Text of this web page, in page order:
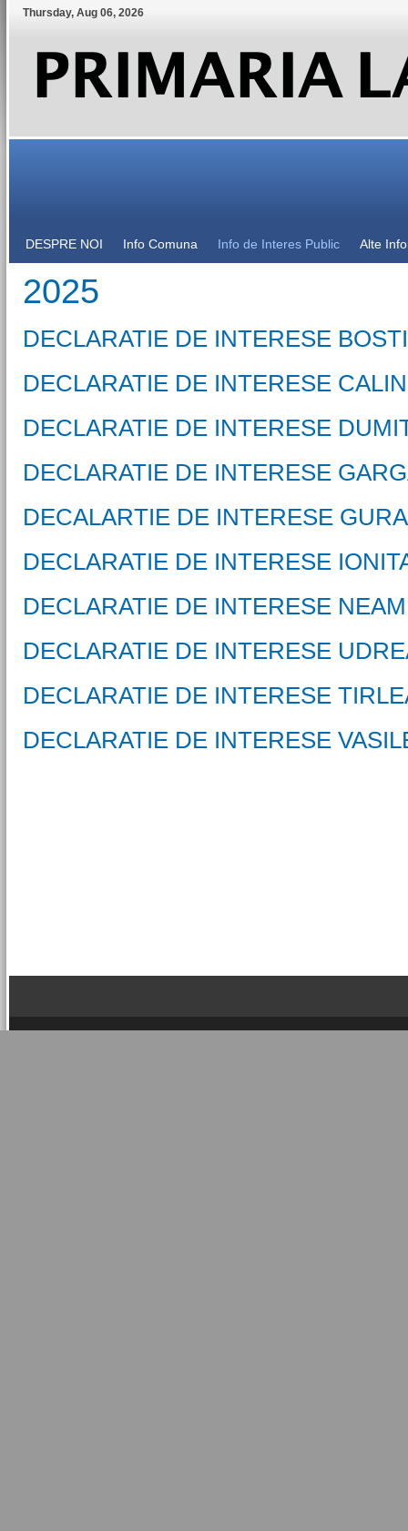
Thursday, Aug 06, 2026
DESPRE NOI Info Comuna Info de Interes Public Alte
2025
DECLARATIE DE INTERESE
DECLARATIE DE INTERESE
DECLARATIE DE INTERESE
DECLARATIE DE INTERESE
DECALARTIE DE INTERESE
DECLARATIE DE INTERESE
DECLARATIE DE INTERESE
DECLARATIE DE INTERESE
DECLARATIE DE INTERESE
DECLARATIE DE INTERESE